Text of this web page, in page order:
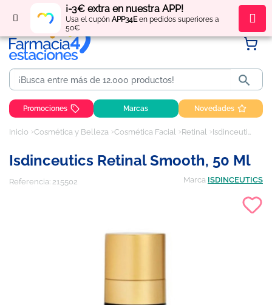
¡-3€ extra en nuestra APP!
Usa el cupón APP34Een pedidos superiores a
50€
Regístratey obténpuntos por tus compras

Promociones Marcas Novedades
Inicio Cosmética y Belleza Cosmética Facial Retinal Isdinceutics Retinal Smooth, 50 ml
Isdinceutics Retinal Smooth, 50 Ml
Referencia: 215502 Marca ISDINCEUTICS